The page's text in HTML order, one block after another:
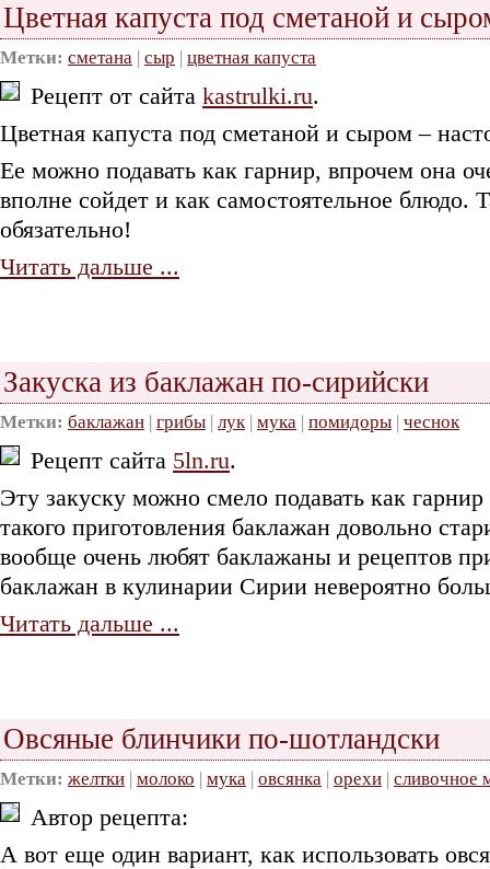
Цветная капуста под сметаной и
Метки: сметана | сыр | цветная капуста
Рецепт от сайта kastrulki.ru.
Цветная капуста под сметаной и сыром –
Ее можно подавать как гарнир, впрочем она
вполне сойдет и как самостоятельное блюдо.
обязательно!
Читать дальше ...
Закуска из баклажан по-сирийски
Метки: баклажан | грибы | лук| мука | помидоры | чеснок
Рецепт сайта 5ln.ru.
Эту закуску можно смело подавать как
такого приготовления баклажан довольно
вообще очень любят баклажаны и рецептов
баклажан в кулинарии Сирии невероятно
Читать дальше ...
Овсяные блинчики по-шотландски
Метки: желтки | молоко | мука | овсянка | орехи | сливочное
Автор рецепта:
А вот еще один вариант, как использовать